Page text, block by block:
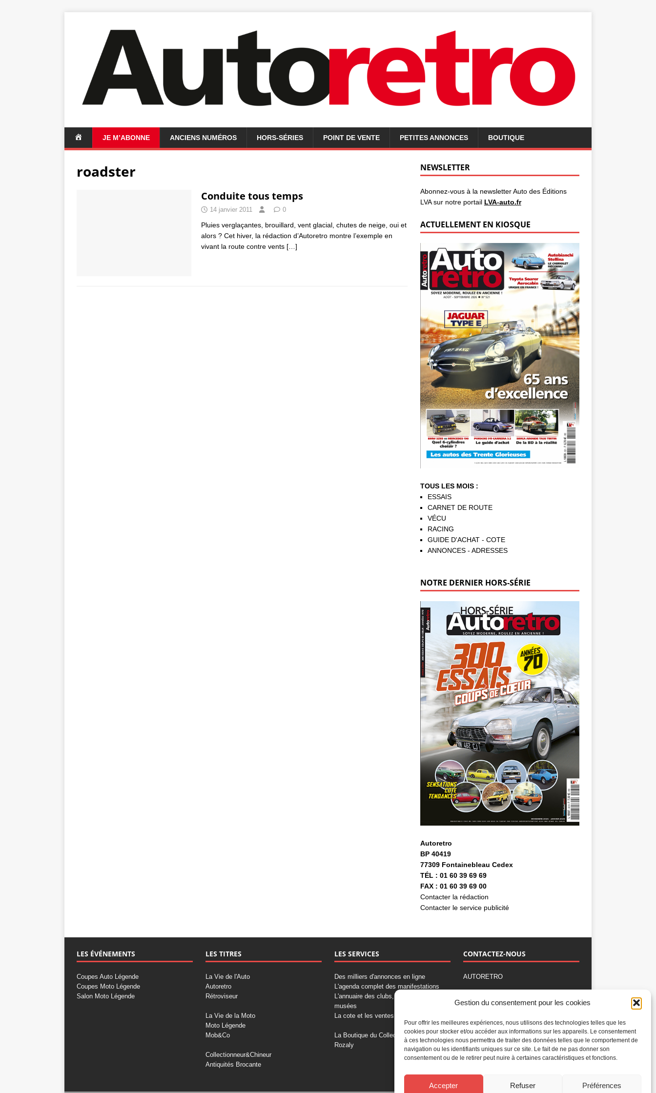
Gestion du consentement pour les cookies
Pour offrir les meilleures expériences, nous utilisons des technologies telles que les
cookies pour stocker et/ou accéder aux informations sur les appareils. Le consentement
à ces technologies nous permettra de traiter des données telles que le comportement de
navigation ou les identifiants uniques sur ce site. Le fait de ne pas donner son
consentement ou de le retirer peut nuire à certaines caractéristiques et fonctions.
Accepter Refuser Préférences
C
U
JE M’ABONNE ANCIENS NUMÉROS HORS-SÉRIES POINT DE VENTE PETITES ANNONCES BOUTIQUE
roadster
Conduite tous temps
14 janvier 2011 0
Pluies verglaçantes, brouillard, vent glacial, chutes de neige, oui et
alors ? Cet hiver, la rédaction d’Autoretro montre l’exemple en
vivant la route contre vents […]
NEWSLETTER
Abonnez-vous à la newsletter Auto des Éditions
LVA sur notre portail LVA-auto.fr
ACTUELLEMENT EN KIOSQUE
TOUS LES MOIS :
ESSAIS
CARNET DE ROUTE
VÉCU
RACING
GUIDE D'ACHAT - COTE
ANNONCES - ADRESSES
NOTRE DERNIER HORS-SÉRIE
Autoretro
BP 40419
77309 Fontainebleau Cedex
TÉL : 01 60 39 69 69
FAX : 01 60 39 69 00
Contacter la rédaction
Contacter le service publicité
LES ÉVÉNEMENTS
Coupes Auto Légende
Coupes Moto Légende
Salon Moto Légende
LES TITRES
La Vie de l'Auto
Autoretro
Rétroviseur
La Vie de la Moto
Moto Légende
Mob&Co
Collectionneur&Chineur
Antiquités Brocante
LES SERVICES
Des milliers d'annonces en ligne
L'agenda complet des manifestations
L'annuaire des clubs, professionnels,
musées
La cote et les ventes aux enchères
La Boutique du Collectionneur
Rozaly
CONTACTEZ-NOUS
AUTORETRO
77309 Fontainebleau Cedex
Fax: 01 60 39 69 00
Nous contacter par email
Mentions légales
Gestion des cookies